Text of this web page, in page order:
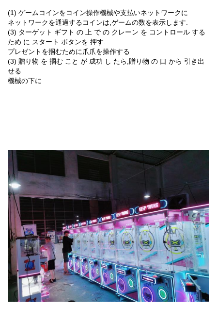
(1) ゲームコインをコイン操作機械や支払いネットワークに
ネットワークを通過するコインは,ゲームの数を表示します.
(3) ターゲット ギフト の 上 で の クレーン を コントロール する
ため に スタート ボタンを 押す.
プレゼントを掴むために爪爪を操作する
(3) 贈り物 を 掴む こと が 成功 し たら,贈り物 の 口 から 引き出
せる
機械の下に